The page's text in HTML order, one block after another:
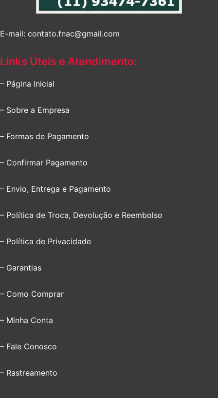
E-mail: contato.fnac@gmail.com
Links Úteis e Atendimento:
– Página Inicial
– Sobre a Empresa
– Formas de Pagamento
– Confirmar Pagamento
– Envio, Entrega e Pagamento
– Política de Troca, Devolução e Reembolso
– Política de Privacidade
– Garantias
– Como Comprar
– Minha Conta
– Fale Conosco
– Rastreamento